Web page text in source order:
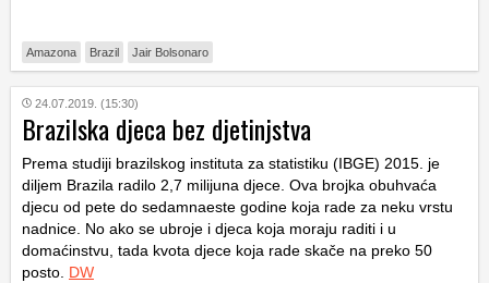
Amazona Brazil Jair Bolsonaro
24.07.2019. (15:30)
Brazilska djeca bez djetinjstva
Prema studiji brazilskog instituta za statistiku (IBGE) 2015. je
diljem Brazila radilo 2,7 milijuna djece. Ova brojka obuhvaća
djecu od pete do sedamnaeste godine koja rade za neku vrstu
nadnice. No ako se ubroje i djeca koja moraju raditi i u
domaćinstvu, tada kvota djece koja rade skače na preko 50
posto. DW